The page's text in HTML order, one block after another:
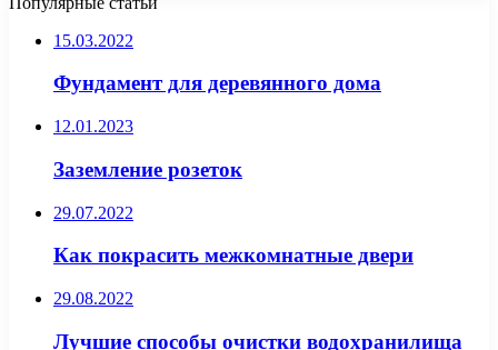
15.03.2022
Фундамент для деревянного дома
12.01.2023
Заземление розеток
29.07.2022
Как покрасить межкомнатные двери
29.08.2022
Лучшие способы очистки водохранилища